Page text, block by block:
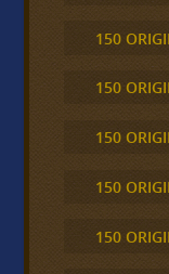
150
150
150
150
150